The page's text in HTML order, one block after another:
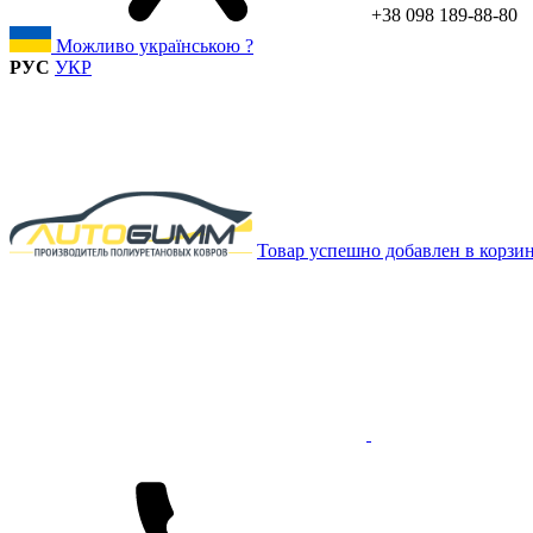
+38 098 189-88-80
Можливо українською ?
РУС УКР
Товар успешно добавлен в